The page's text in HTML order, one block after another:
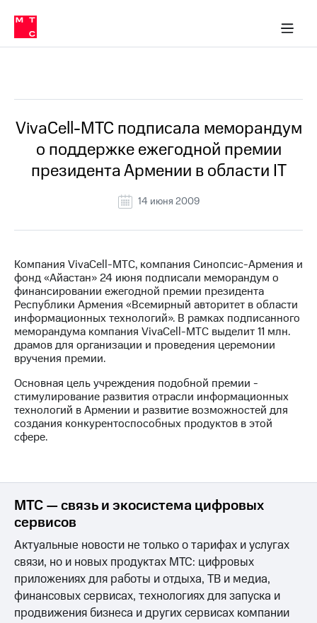
Медиа-центр
и акционерам
Устойчивое развитие
Комплаенс и деловая этика
компании
Карьера
История
компании
Руководство
информация
Контакты
Медиа-центр
Пресс-
релизы
МТС
о технологиях
Достижения
Интервью
Финансовая
Новости
в
регионе
и акционерам
Корпоративное
управление
Корпоративный
в МТС
Пресс-
релизы
МТС
о технологиях
VivaCell-МТС подписала меморандум
о поддержке ежегодной премии
президента Армении в области IT
14 июня 2009
Компания VivaCell-МТС, компания Синопсис-Армения и
фонд «Айастан» 24 июня подписали меморандум о
финансировании ежегодной премии президента
Республики Армения «Всемирный авторитет в области
информационных технологий». В рамках подписанного
меморандума компания VivaCell-МТС выделит 11 млн.
драмов для организации и проведения церемонии
вручения премии.
Основная цель учреждения подобной премии -
стимулирование развития отрасли информационных
технологий в Армении и развитие возможностей для
создания конкурентоспособных продуктов в этой
сфере.
МТС — связь и экосистема цифровых
сервисов
Актуальные новости не только о тарифах и услугах
связи, но и новых продуктах МТС: цифровых
приложениях для работы и отдыха, ТВ и медиа,
финансовых сервисах, технологиях для запуска и
продвижения бизнеса и других сервисах компании